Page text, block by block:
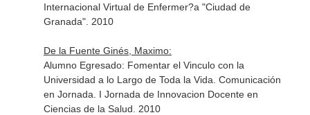
Internacional Virtual de Enfermer?a "Ciudad de
Granada". 2010
De la Fuente Ginés, Maximo:
Alumno Egresado: Fomentar el Vinculo con la
Universidad a lo Largo de Toda la Vida. Comunicación
en Jornada. I Jornada de Innovacion Docente en
Ciencias de la Salud. 2010